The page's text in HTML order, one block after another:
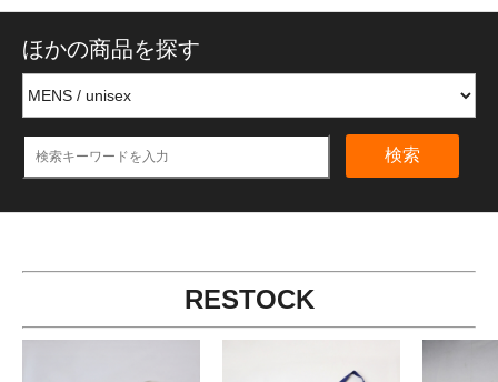
ほかの商品を探す
検索
RESTOCK